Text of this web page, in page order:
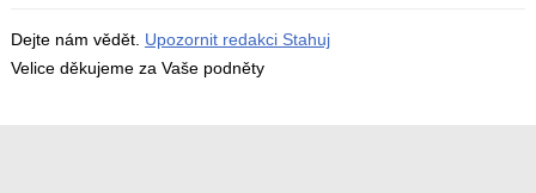
Dejte nám vědět. Upozornit redakci Stahuj
Velice děkujeme za Vaše podněty